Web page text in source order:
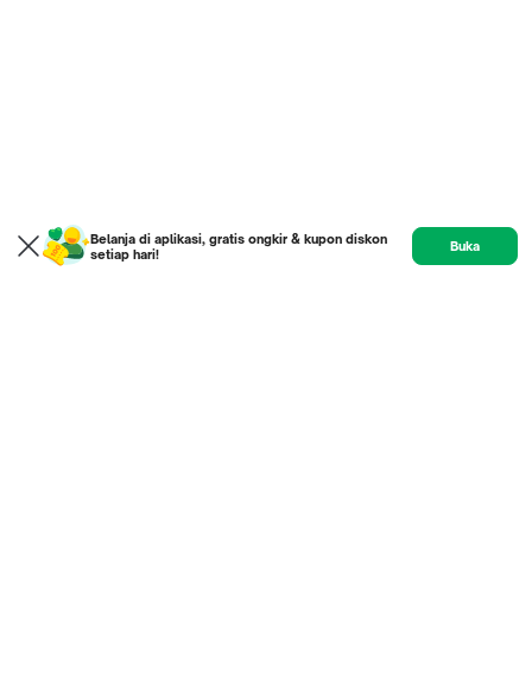
Belanja di aplikasi, gratis ongkir & kupon diskon
setiap hari!
Buka